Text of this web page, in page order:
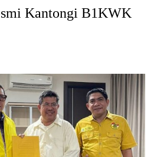
Kantongi B1KWK